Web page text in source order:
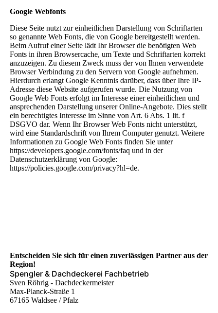
Google Webfonts
Diese Seite nutzt zur einheitlichen Darstellung von Schriftarten
so genannte Web Fonts, die von Google bereitgestellt werden.
Beim Aufruf einer Seite lädt Ihr Browser die benötigten Web
Fonts in ihren Browsercache, um Texte und Schriftarten korrekt
anzuzeigen. Zu diesem Zweck muss der von Ihnen verwendete
Browser Verbindung zu den Servern von Google aufnehmen.
Hierdurch erlangt Google Kenntnis darüber, dass über Ihre IP-
Adresse diese Website aufgerufen wurde. Die Nutzung von
Google Web Fonts erfolgt im Interesse einer einheitlichen und
ansprechenden Darstellung unserer Online-Angebote. Dies stellt
ein berechtigtes Interesse im Sinne von Art. 6 Abs. 1 lit. f
DSGVO dar. Wenn Ihr Browser Web Fonts nicht unterstützt,
wird eine Standardschrift von Ihrem Computer genutzt. Weitere
Informationen zu Google Web Fonts finden Sie unter
https://developers.google.com/fonts/faq und in der
Datenschutzerklärung von Google:
https://policies.google.com/privacy?hl=de.
Entscheiden Sie sich für einen zuver­lässigen Partner aus der
Region!
Spengler & Dachdeckerei Fachbetrieb
Sven Röhrig - Dachdeckermeister
Max-Planck-Straße 1
67165 Waldsee / Pfalz